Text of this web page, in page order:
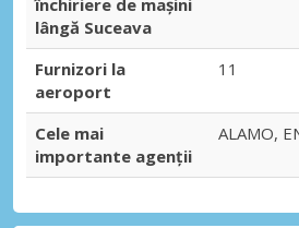
închiriere de mașini
lângă Suceava
Furnizori la
aeroport
11
Cele mai
importante agenții
ALAMO,